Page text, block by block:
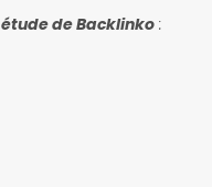
étude de Backlinko: